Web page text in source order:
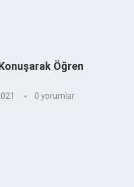
Öğren
0 yorumlar